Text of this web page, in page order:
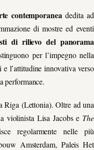
contemporaneadedita ad
di mostre ed eventi
di rilievo del panorama
per l’impegno nella
l’attitudine innovativa verso
performance.
Riga (Lettonia). Oltre ad una
violinista Lisa Jacobs e The
regolarmente nelle più
Amsterdam, Paleis Het